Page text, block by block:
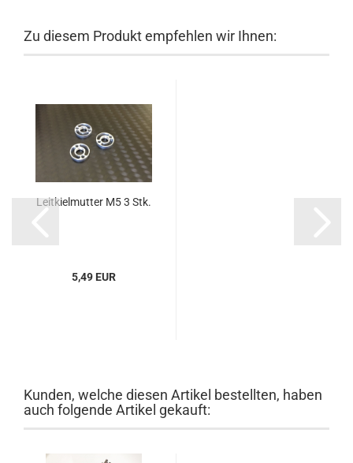
Zu diesem Produkt empfehlen wir Ihnen:
Leitkielmutter M5 3 Stk.
5,49 EUR
Kunden, welche diesen Artikel bestellten, haben
auch folgende Artikel gekauft: